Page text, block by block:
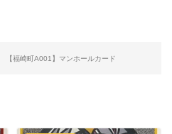
【福崎町A001】マンホールカード